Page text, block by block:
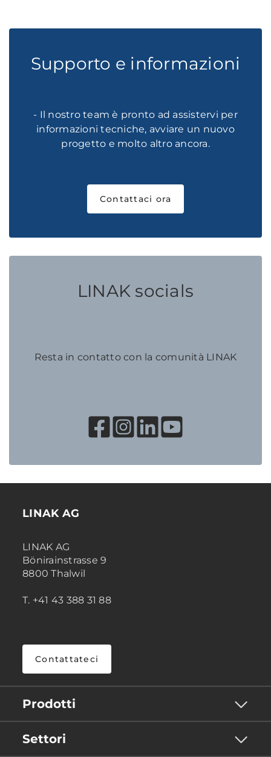
Supporto e informazioni
- Il nostro team è pronto ad assistervi per
informazioni tecniche, avviare un nuovo
progetto e molto altro ancora.
Contattaci ora
LINAK socials
Resta in contatto con la comunità LINAK
LINAK AG
LINAK AG
Bönirainstrasse 9
8800 Thalwil
T. +41 43 388 31 88
Contattateci
Prodotti
Settori